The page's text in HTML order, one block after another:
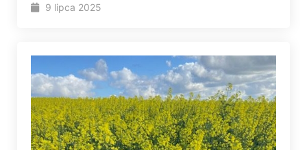
9 lipca 2025